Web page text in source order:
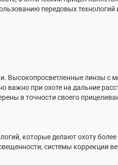
передовых
Высокопросветленные линзы с
важно при охоте на дальние
в точности своего
которые делают охоту
системы коррекции